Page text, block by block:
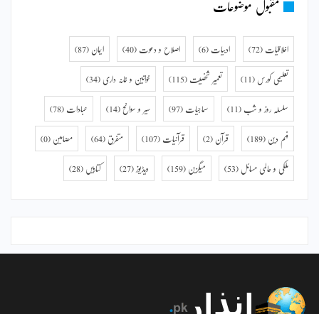
مقبول موضوعات
اخلاقیات (72) ادبیات (6) اصلاح و دعوت (40) ایمان (87)
تعلیمی کورس (11) تعمیر شخصیت (115) خواتین و خانہ داری (34)
سلسلہ روز و شب (11) سماجیات (97) سیر و سوانح (14) عبادات (78)
فہم دین (189) قرآن (2) قرآنیات (107) متفرق (64) مضامین (0)
ملکی و عالمی مسائل (53) میگزین (159) ویڈیوز (27) کتابیں (28)